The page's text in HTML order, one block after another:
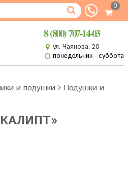
0
8 (800) 707-14-03
ул. Чаянова, 20
понедельник - суббота
и подушки
Подушки и